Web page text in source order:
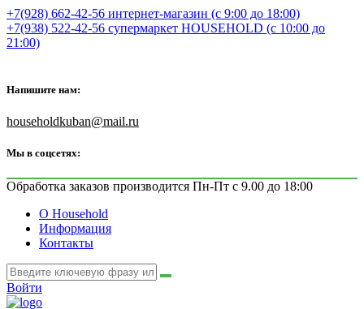
+7(928) 662-42-56 интернет-магазин (с 9:00 до 18:00)
+7(938) 522-42-56 супермаркет HOUSEHOLD (с 10:00 до
21:00)
Напишите нам:
householdkuban@mail.ru
Мы в соцсетях:
Обработка заказов производится Пн-Пт с 9.00 до 18:00
О Household
Информация
Контакты
Войти